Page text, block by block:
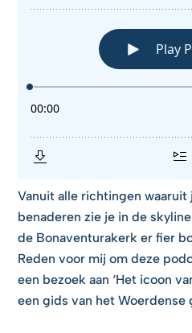
Vanuit alle richtingen waaruit
benaderen zie je in de
de Bonaventurakerk er fier
Reden voor mij om deze
een bezoek aan ‘Het icoon
een gids van het